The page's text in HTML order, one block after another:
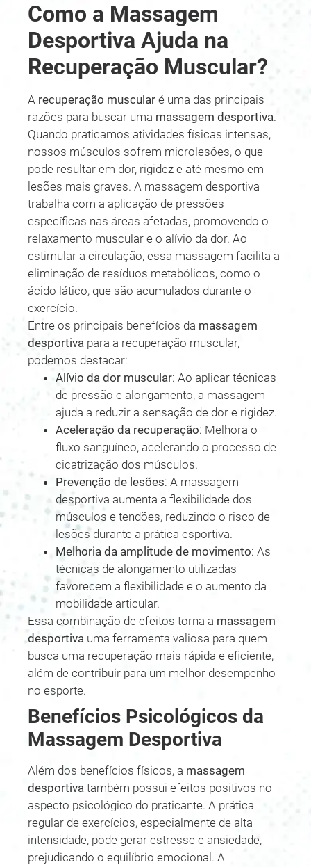
Como a Massagem
Desportiva Ajuda na
Recuperação Muscular?
A recuperação muscular é uma das principais
razões para buscar uma massagem desportiva.
Quando praticamos atividades físicas intensas,
nossos músculos sofrem microlesões, o que
pode resultar em dor, rigidez e até mesmo em
lesões mais graves. A massagem desportiva
trabalha com a aplicação de pressões
específicas nas áreas afetadas, promovendo o
relaxamento muscular e o alívio da dor. Ao
estimular a circulação, essa massagem facilita a
eliminação de resíduos metabólicos, como o
ácido lático, que são acumulados durante o
exercício.
Entre os principais benefícios da massagem
desportiva para a recuperação muscular,
podemos destacar:
Alívio da dor muscular: Ao aplicar técnicas
de pressão e alongamento, a massagem
ajuda a reduzir a sensação de dor e rigidez.
Aceleração da recuperação: Melhora o
fluxo sanguíneo, acelerando o processo de
cicatrização dos músculos.
Prevenção de lesões: A massagem
desportiva aumenta a flexibilidade dos
músculos e tendões, reduzindo o risco de
lesões durante a prática esportiva.
Melhoria da amplitude de movimento: As
técnicas de alongamento utilizadas
favorecem a flexibilidade e o aumento da
mobilidade articular.
Essa combinação de efeitos torna a massagem
desportiva uma ferramenta valiosa para quem
busca uma recuperação mais rápida e eficiente,
além de contribuir para um melhor desempenho
no esporte.
Benefícios Psicológicos da
Massagem Desportiva
Além dos benefícios físicos, a massagem
desportiva também possui efeitos positivos no
aspecto psicológico do praticante. A prática
regular de exercícios, especialmente de alta
intensidade, pode gerar estresse e ansiedade,
prejudicando o equilíbrio emocional. A